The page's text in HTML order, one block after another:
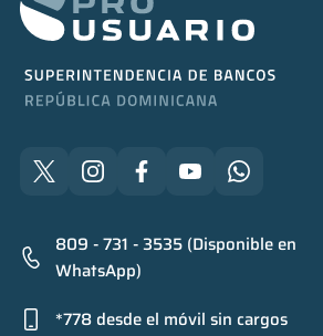
809 - 731 - 3535 (Disponible en
WhatsApp)
*778 desde el móvil sin cargos